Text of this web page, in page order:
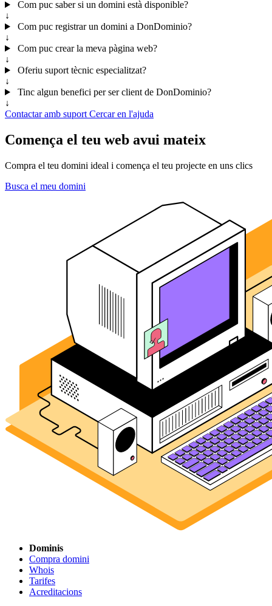
Com puc saber si un domini està disponible?
↓
Com puc registrar un domini a DonDominio?
↓
Com puc crear la meva pàgina web?
↓
Oferiu suport tècnic especialitzat?
↓
Tinc algun benefici per ser client de DonDominio?
↓
Contactar amb suport Cercar en l'ajuda
Comença el teu web avui mateix
Compra el teu domini ideal i comença el teu projecte en uns clics
Busca el meu domini
Dominis
Compra domini
Whois
Tarifes
Acreditacions